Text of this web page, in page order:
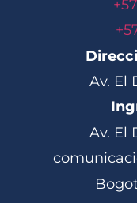
Av. El
Av. El